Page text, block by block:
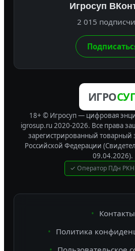
Игросуп
2 015
ИГРО
18+ © Игросуп — цифровая
igrosup.ru 2020-2026. Все права
зарегистрированный товарный
Российской Федерации
09.04.2026).
✓ Оператор ПДн РКН
Контакты
Политика